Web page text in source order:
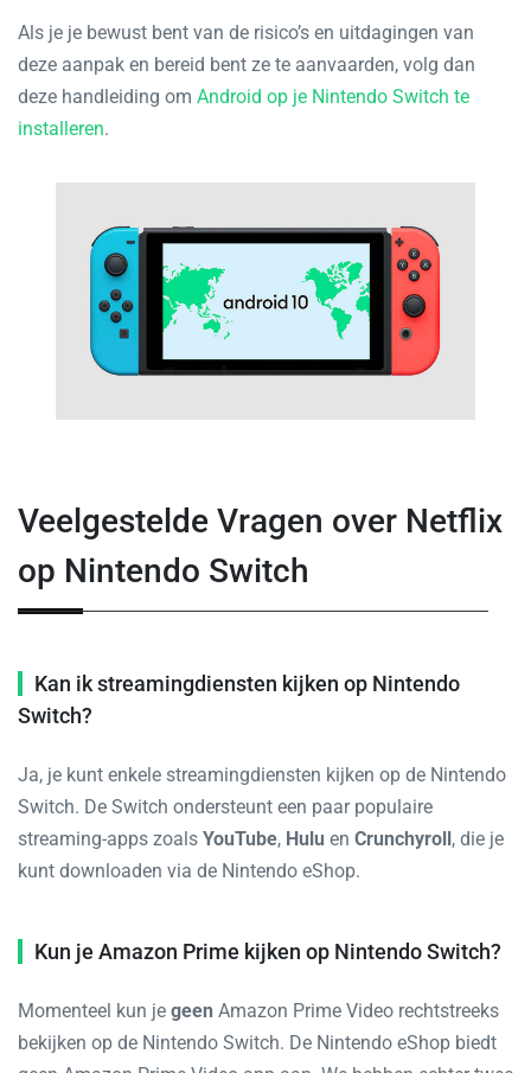
Als je je bewust bent van de risico’s en uitdagingen van
deze aanpak en bereid bent ze te aanvaarden, volg dan
deze handleiding om Android op je Nintendo Switch te
installeren.
Veelgestelde Vragen over Netflix
op Nintendo Switch
Kan ik streamingdiensten kijken op Nintendo
Switch?
Ja, je kunt enkele streamingdiensten kijken op de Nintendo
Switch. De Switch ondersteunt een paar populaire
streaming-apps zoals YouTube, Hulu en Crunchyroll, die je
kunt downloaden via de Nintendo eShop.
Kun je Amazon Prime kijken op Nintendo Switch?
Momenteel kun je geen Amazon Prime Video rechtstreeks
bekijken op de Nintendo Switch. De Nintendo eShop biedt